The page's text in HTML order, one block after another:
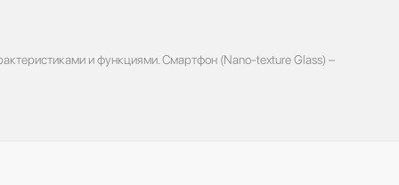
и функциями. Смартфон (Nano-texture Glass) –